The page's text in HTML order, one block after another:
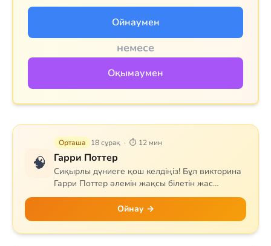
Ойнаумен
немесе
Оқымаумен
🧠
Орташа 18 сұрақ · ⏱ 12 мин
Гарри Поттер
Сиқырлы дүниеге қош келдіңіз! Бұл викторина
Гарри Поттер әлемін жақсы білетін жас
сиқыршыларға арналған. Сұрақтар Хогвартс
мектебін, квиддичті, негізгі кейіпкерлерді,
сиқырлы заттар мен арнайы сиқырларды
қамтиды. Гриффиндор, Слизерин, Когтевран
Ойнау →